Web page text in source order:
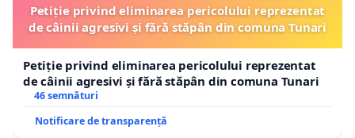
Petiție privind eliminarea pericolului reprezentat
de câinii agresivi și fără stăpân din comuna Tunari
Petiție privind eliminarea pericolului reprezentat
de câinii agresivi și fără stăpân din comuna Tunari
46 semnături
Notificare de transparență